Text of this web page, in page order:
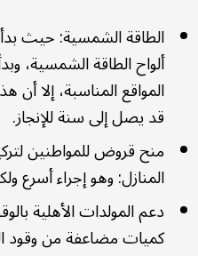
الطاقة الشمسية: حيث بدأ
ألواح الطاقة الشمسية،
المواقع المناسبة، إلا
قد يصل إلى سنة للإنجاز.
منح قروض للمواطنين
المنازل: وهو إجراء أسرع
دعم المولدات الأهلية
كميات مضاعفة من وقود